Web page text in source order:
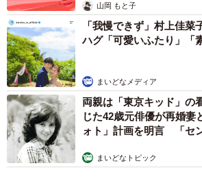
山岡 もと子
「我慢できず」村上佳菜
ハグ「可愛いふたり」「
まいどなメディア
両親は「東京キッド」
じた42歳元俳優が再婚妻
ォト」計画を明言 「セ
まいどなトピック